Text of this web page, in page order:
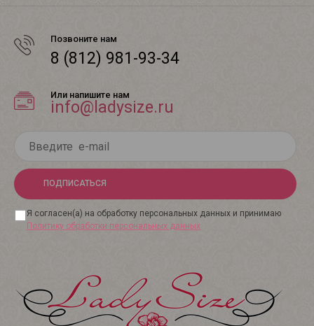
Позвоните нам
8 (812) 981-93-34
Или напишите нам
info@ladysize.ru
ПОДПИСАТЬСЯ
Я согласен(а) на обработку персональных данных и принимаю
Политику обработки персональных данных